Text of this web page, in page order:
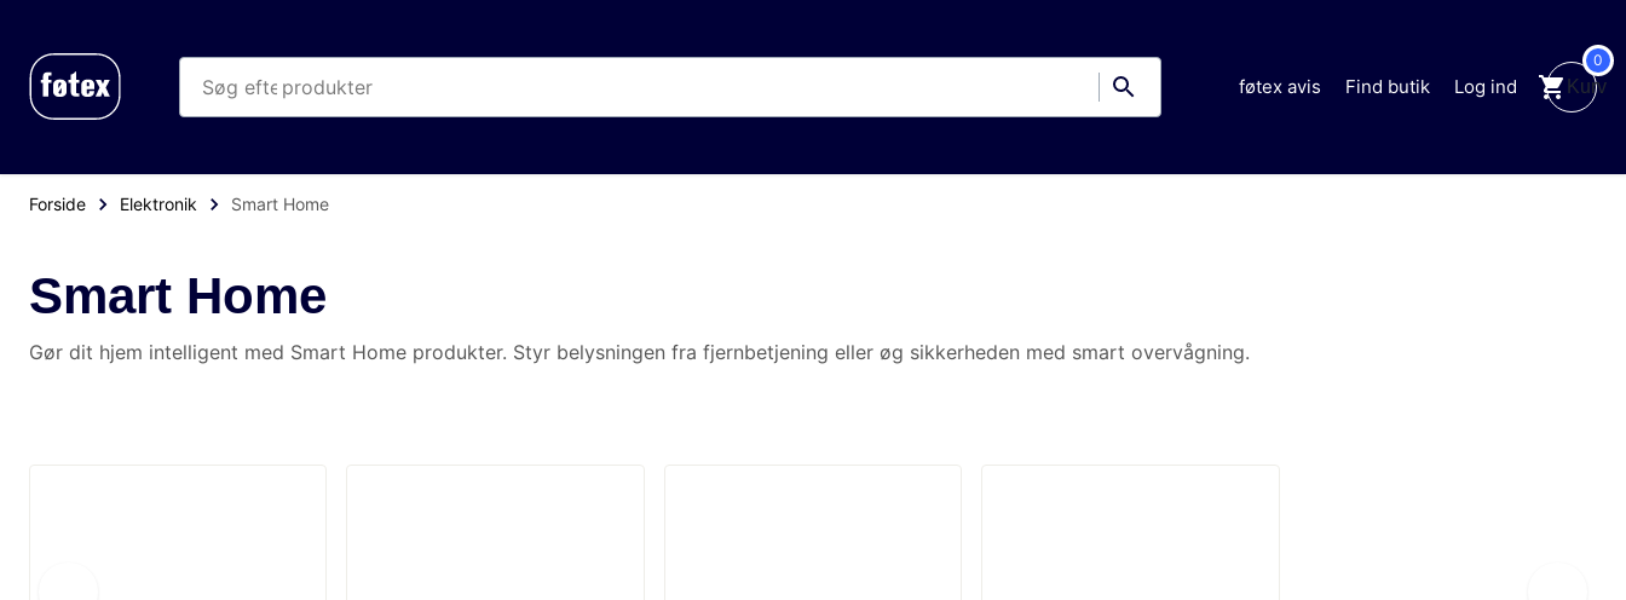
kategorier føtex avis Find butik Log ind Kurv
0
Forside Elektronik Smart Home
Smart Home
Gør dit hjem intelligent med Smart Home produkter. Styr belysningen fra fjernbetjening eller øg sikkerheden med smart overvågning.